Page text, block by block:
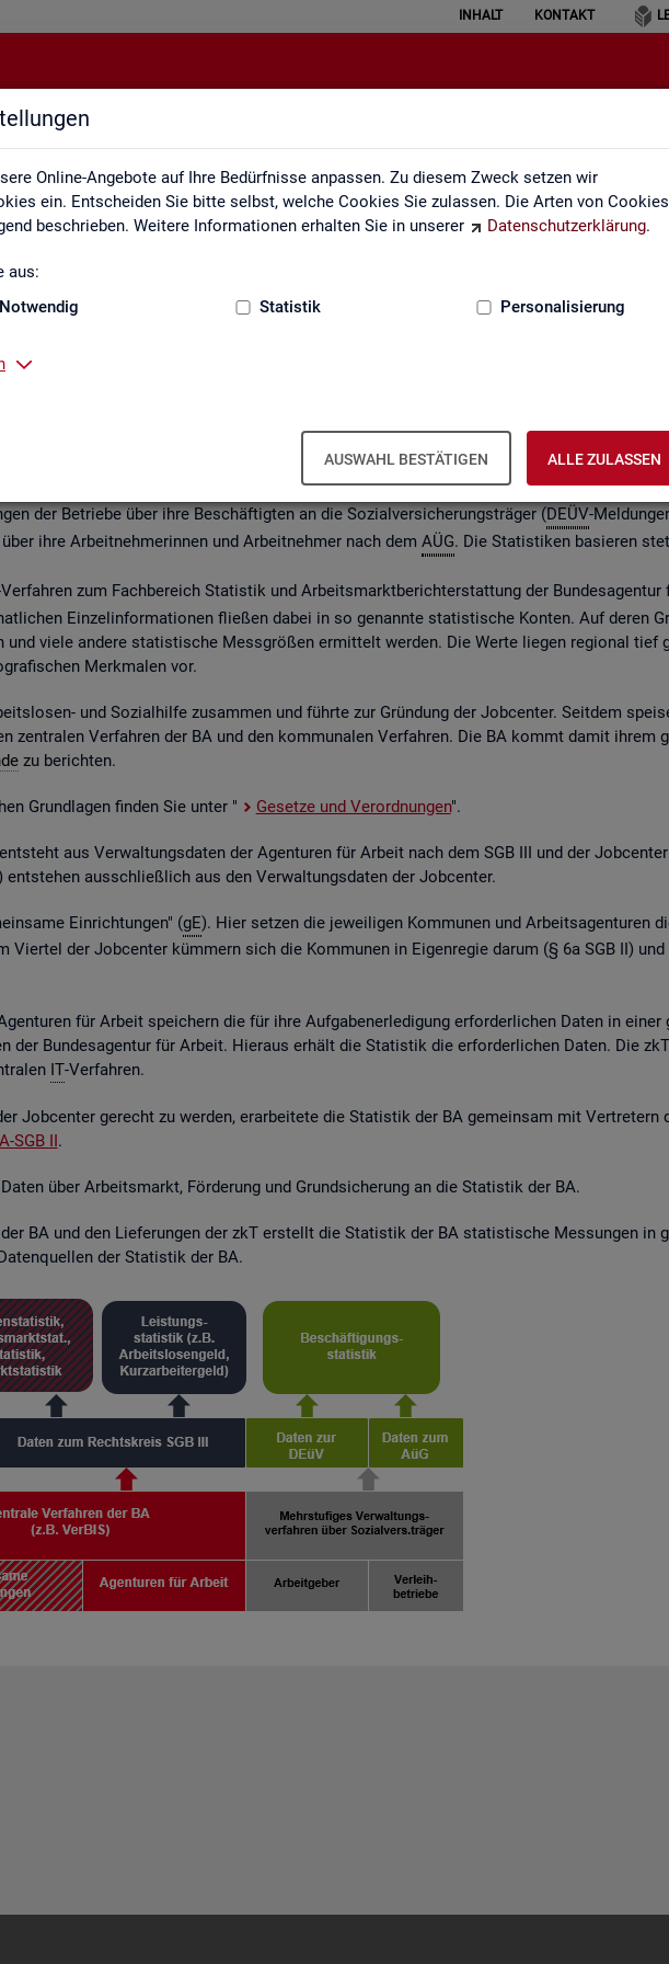
Online-Angebote auf Ihre Bedürfnisse anpassen. Zu diesem Zweck setzen wir
ein. Entscheiden Sie bitte selbst, welche Cookies Sie zulassen. Die Arten von Cookies
beschrieben. Weitere Informationen erhalten Sie in unserer
Datenschutzerklärung.
aus:
Statistik Personalisierung
AUSWAHL BESTÄTIGEN ALLE ZULASSEN
INHALT KONTAKT
Datenquellen
Da­ten­quel­len
ba­sie­ren über­wie­gend auf Ge­schäfts­da­ten der Agen­tu­ren für Ar­beit und derJob­cen­ter
der Be­trie­be über ihre Be­schäf­tig­ten an die So­zi­al­ver­si­che­rungs­trä­ger (DEÜV-
ihre Ar­beit­neh­me­rin­nen und Ar­beit­neh­mer nach dem AÜG. Die Sta­tis­ti­ken ba­sie­ren
zum Fach­be­reich Sta­tis­tik und Ar­beits­markt­be­richt­erstat­tung der
Ein­zel­in­for­ma­tio­nen flie­ßen dabei in so ge­nann­te sta­tis­ti­sche Kon­ten. Auf deren
und viele an­de­re sta­tis­ti­sche Mess­grö­ßen er­mit­telt wer­den. Die Werte lie­gen re­gio­nal
Merk­ma­len vor.
und So­zi­al­hil­fe zu­sam­men und führ­te zur Grün­dung der Job­cen­ter. Seit­dem
zen­tra­len Ver­fah­ren der BA und den kom­mu­na­len Ver­fah­ren. Die BA kommt damit ihrem
zu be­rich­ten.
Grund­la­gen fin­den Sie unter " Ge­set­ze und Ver­ord­nun­gen".
aus Ver­wal­tungs­da­ten der Agen­tu­ren für Ar­beit nach dem SGB III und der Job­cen­ter
aus­schlie­ß­lich aus den Ver­wal­tungs­da­ten der Job­cen­ter.
Ein­rich­tun­gen" (gE). Hier set­zen die je­wei­li­gen Kom­mu­nen und Ar­beits­agen­tu­ren
Vier­tel der Job­cen­ter küm­mern sich die Kom­mu­nen in Ei­gen­re­gie darum (§ 6a SGB II)
für Ar­beit spei­chern die für ihre Auf­ga­ben­er­le­di­gung er­for­der­li­chen Daten in
der Bun­des­agen­tur für Ar­beit. Hier­aus er­hält die Sta­tis­tik die er­for­der­li­chen Daten. Die
IT-Ver­fah­ren.
Job­cen­ter ge­recht zu wer­den, er­ar­bei­te­te die Sta­tis­tik der BA ge­mein­sam mit
SGB II.
über Ar­beits­markt, För­de­rung und Grund­si­che­rung an die Sta­tis­tik der BA.
BA und den Lie­fe­run­gen der zkT er­stellt die Sta­tis­tik der BA sta­tis­ti­sche Mes­sun­gen in
der Sta­tis­tik der BA.